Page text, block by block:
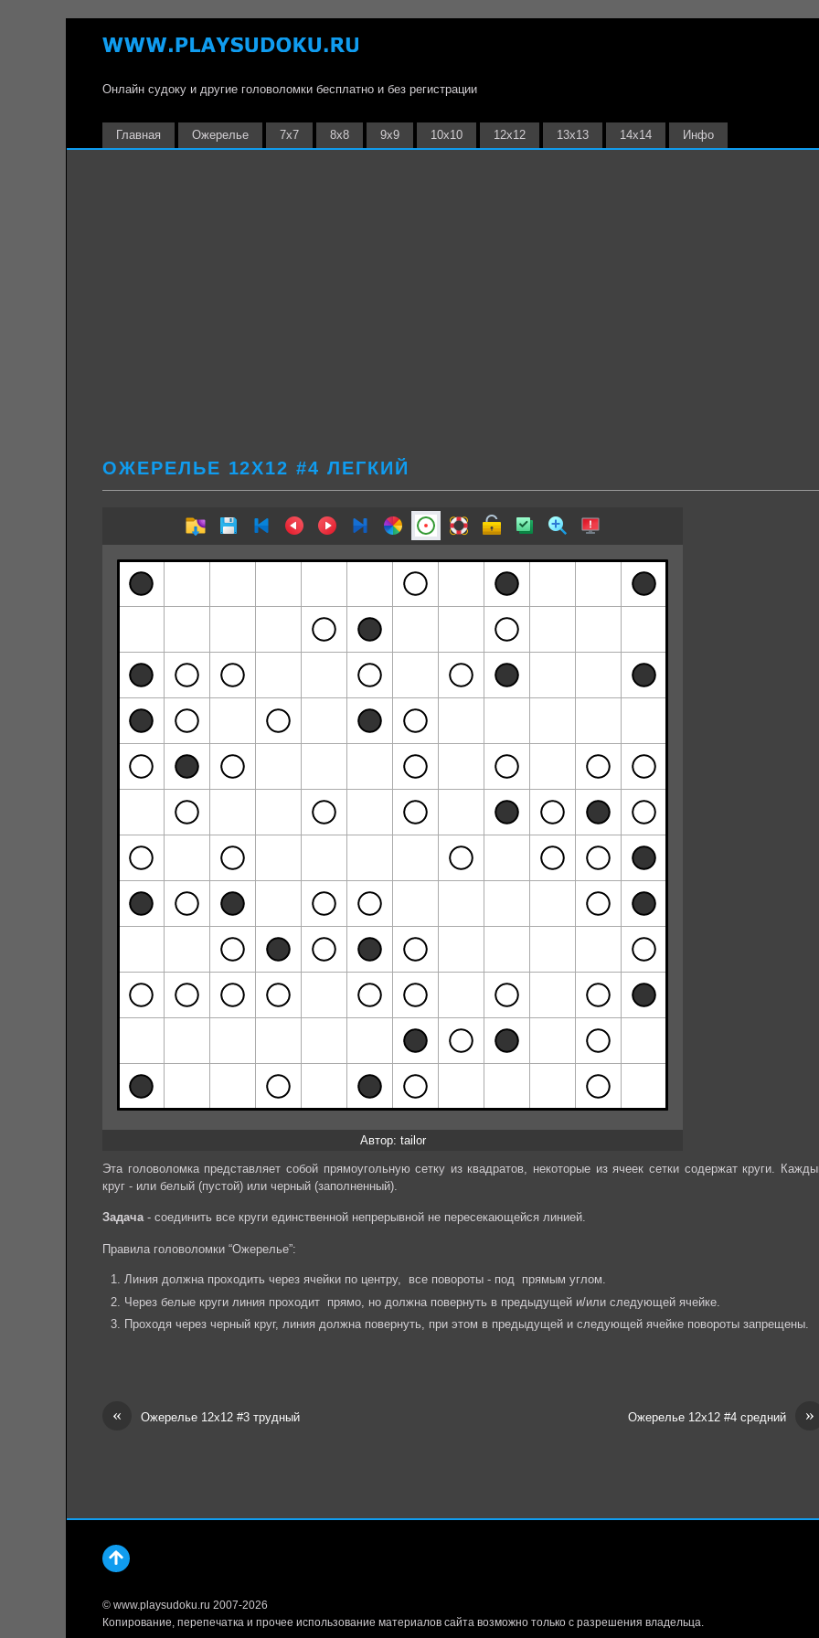
Онлайн судоку и другие головоломки бесплатно и без регистрации
Главная Ожерелье 7х7 8х8 9х9 10х10 12х12 13х13 14х14 Инфо
ОЖЕРЕЛЬЕ 12Х12 #4 ЛЕГКИЙ
Автор: tailor
Эта головоломка представляет собой прямоугольную сетку из квадратов, некоторые из ячеек сетки содержат круги.
круг - или белый (пустой) или черный (заполненный).
Задача- соединить все круги единственной непрерывной не пересекающейся линией.
Правила головоломки “Ожерелье”:
Линия должна проходить через ячейки по центру, все повороты - под прямым углом.
Через белые круги линия проходит прямо, но должна повернуть в предыдущей и/или следующей ячейке.
Проходя через черный круг, линия должна повернуть, при этом в предыдущей и следующей ячейке повороты запрещены.
« Ожерелье 12х12 #3 трудный »
Ожерелье 12х12 #4 средний
© www.playsudoku.ru 2007-2026
Копирование, перепечатка и прочее использование материалов сайта возможно только с разрешения владельца.